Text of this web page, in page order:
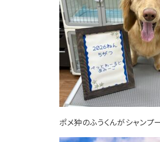
ポメ狆のふうくんがシャンプ